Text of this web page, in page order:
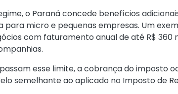
o Paraná concede benefícios
para micro e pequenas empresas. Um
com faturamento anual de até R$ 360
esse limite, a cobrança do imposto
semelhante ao aplicado no Imposto de